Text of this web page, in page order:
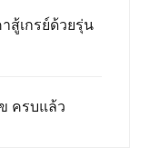
คาสู้เกรย์ด้วยรุ่น
ข ครบแล้ว